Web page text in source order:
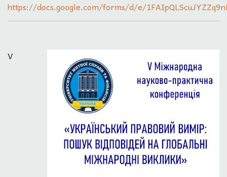
https://docs.google.com/forms/d/e/
V